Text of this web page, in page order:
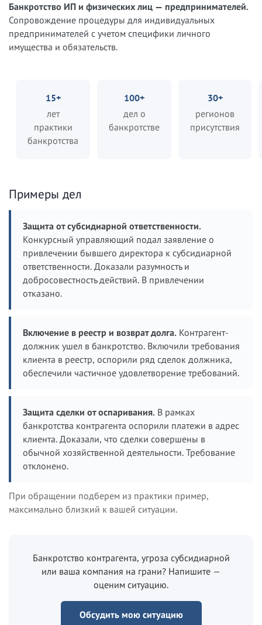
Банкротство ИП и физических лиц — предпринимателей.
Сопровождение процедуры для индивидуальных
предпринимателей с учетом специфики личного
имущества и обязательств.
15+
лет
практики
банкротства
100+
дел о
банкротстве
30+
регионов
присутствия
Примеры дел
Защита от субсидиарной ответственности.
Конкурсный управляющий подал заявление о
привлечении бывшего директора к субсидиарной
ответственности. Доказали разумность и
добросовестность действий. В привлечении
отказано.
Включение в реестр и возврат долга. Контрагент-
должник ушел в банкротство. Включили требования
клиента в реестр, оспорили ряд сделок должника,
обеспечили частичное удовлетворение требований.
Защита сделки от оспаривания. В рамках
банкротства контрагента оспорили платежи в адрес
клиента. Доказали, что сделки совершены в
обычной хозяйственной деятельности. Требование
отклонено.
При обращении подберем из практики пример,
максимально близкий к вашей ситуации.
Банкротство контрагента, угроза субсидиарной
или ваша компания на грани? Напишите —
оценим ситуацию.
Обсудить мою ситуацию